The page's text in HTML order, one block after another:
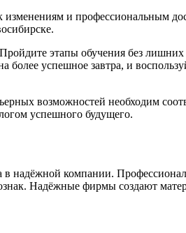
изменениям и профессиональным
этапы обучения без
более успешное завтра, и
возможностей необходим
успешного будущего.
в надёжной компании.
Надёжные фирмы создают